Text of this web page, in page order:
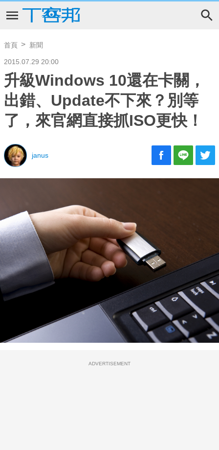
首頁 新聞
2015.07.29 20:00
升級Windows 10還在卡關，
出錯、Update不下來？別等
了，來官網直接抓ISO更快！
janus
ADVERTISEMENT